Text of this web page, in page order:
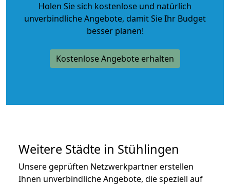
Holen Sie sich kostenlose und natürlich
unverbindliche Angebote, damit Sie Ihr Budget
besser planen!
Kostenlose Angebote erhalten
Weitere Städte in Stühlingen
Unsere geprüften Netzwerkpartner erstellen
Ihnen unverbindliche Angebote, die speziell auf